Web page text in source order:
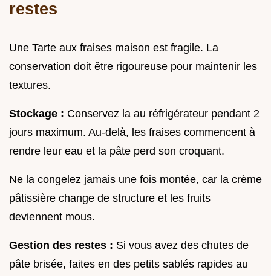
restes
Une Tarte aux fraises maison est fragile. La
conservation doit être rigoureuse pour maintenir les
textures.
Stockage : Conservez la au réfrigérateur pendant 2
jours maximum. Au-delà, les fraises commencent à
rendre leur eau et la pâte perd son croquant.
Ne la congelez jamais une fois montée, car la crème
pâtissière change de structure et les fruits
deviennent mous.
Gestion des restes : Si vous avez des chutes de
pâte brisée, faites en des petits sablés rapides au